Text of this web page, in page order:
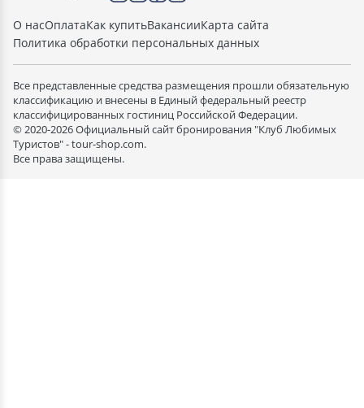
О насОплатаКак купитьВакансииКарта сайта
Политика обработки персональных данных
Все представленные средства размещения прошли обязательную
классификацию и внесены в Единый федеральный реестр
классифицированных гостиниц Российской Федерации.
© 2020-2026 Официальный сайт бронирования "Клуб Любимых
Туристов" - tour-shop.com.
Все права защищены.